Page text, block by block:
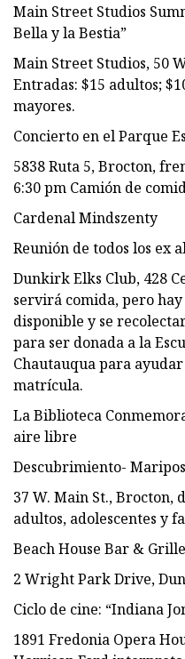
Main Street Studios
Bella y la Bestia”
Main Street Studios, 50
Entradas: $15 adultos;
mayores.
Concierto en el Parque
5838 Ruta 5, Brocton,
6:30 pm Camión de
Cardenal Mindszenty
Reunión de todos los ex
Dunkirk Elks Club, 428
servirá comida, pero
disponible y se
para ser donada a la
Chautauqua para
matrícula.
La Biblioteca
aire libre
Descubrimiento-
37 W. Main St., Brocton,
adultos, adolescentes y
Beach House Bar &
2 Wright Park Drive,
Ciclo de cine: “Indiana
1891 Fredonia Opera